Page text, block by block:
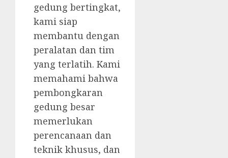
gedung bertingkat,
kami siap
membantu dengan
peralatan dan tim
yang terlatih. Kami
memahami bahwa
pembongkaran
gedung besar
memerlukan
perencanaan dan
teknik khusus, dan